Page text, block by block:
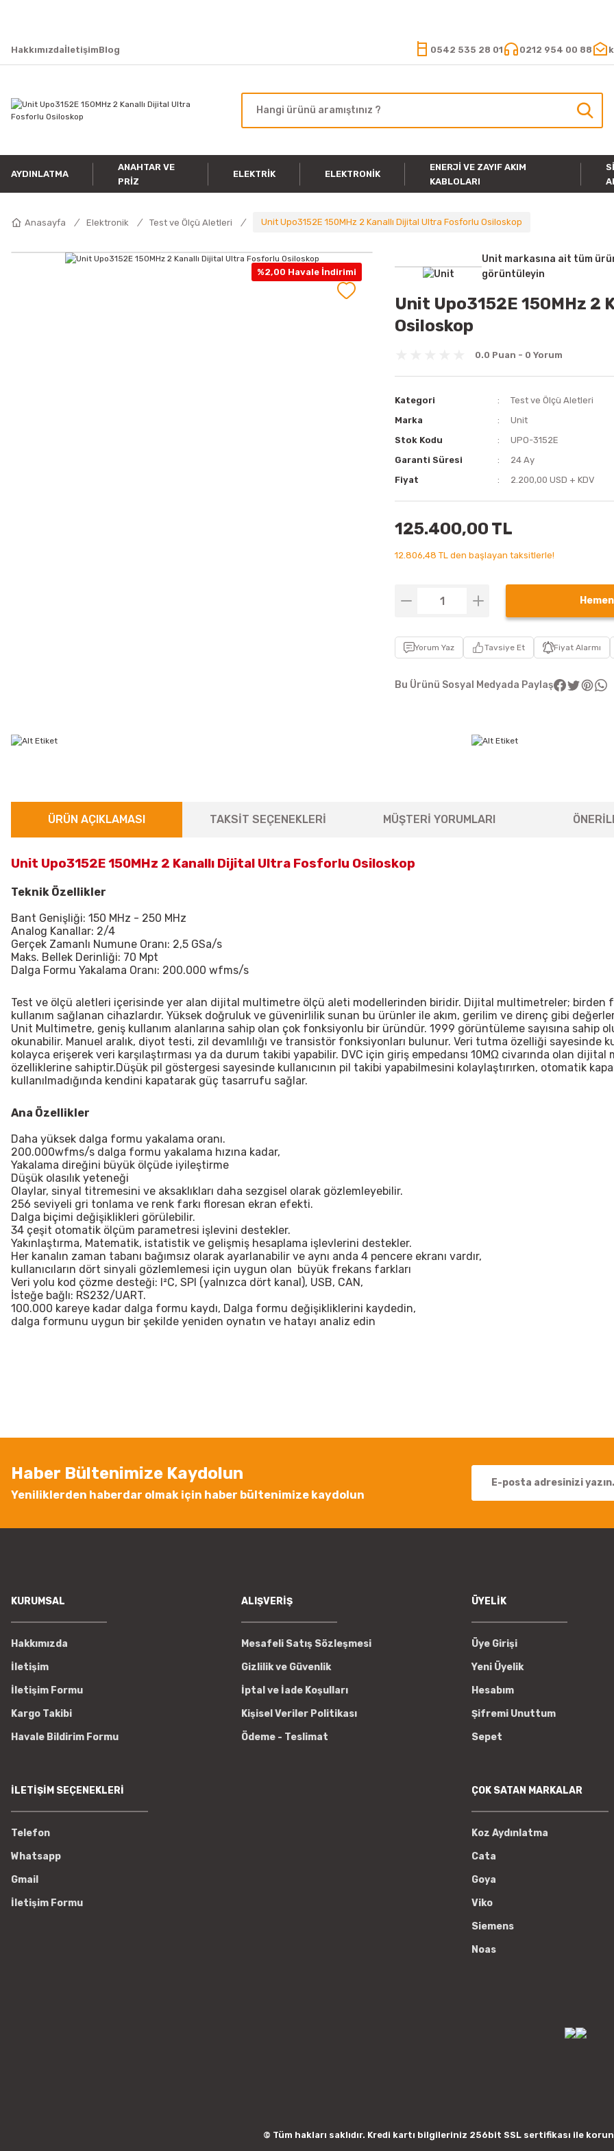
HakkımızdaİletişimBlog 0542 535 28 01 0212 954 00 88
AYDINLATMA
ANAHTAR VE
PRIZ
ELEKTRIK ELEKTRONIK
ENERJI VE ZAYIF AKIM
KABLOLARI
Anasayfa Elektronik Test ve Ölçü Aletleri Unit Upo3152E 150MHz 2 Kanallı Dijital Ultra Fosforlu Osiloskop
%2,00 Havale İndirimi
Unit markasına ait tüm
görüntüleyin
Unit Upo3152E 150MHz
Osiloskop
0.0 Puan - 0 Yorum
Kategori
Test ve Ölçü Aletleri
Marka
Unit
Stok Kodu
UPO-3152E
Garanti Süresi
24 Ay
Fiyat
2.200,00 USD + KDV
125.400,00 TL
12.806,48 TL den başlayan taksitlerle!
Hemen
Yorum Yaz Tavsiye Et Fiyat Alarmı
Bu Ürünü Sosyal Medyada Paylaş
ÜRÜN AÇIKLAMASI TAKSİT SEÇENEKLERİ MÜŞTERİ YORUMLARI
Unit Upo3152E 150MHz 2 Kanallı Dijital Ultra Fosforlu Osiloskop
Teknik Özellikler
Bant Genişliği: 150 MHz - 250 MHz
Analog Kanallar: 2/4
Gerçek Zamanlı Numune Oranı: 2,5 GSa/s
Maks. Bellek Derinliği: 70 Mpt
Dalga Formu Yakalama Oranı: 200.000 wfms/s
Test ve ölçü aletleri içerisinde yer alan dijital multimetre ölçü aleti modellerinden biridir. Dijital multimetreler; birden
kullanım sağlanan cihazlardır. Yüksek doğruluk ve güvenirlilik sunan bu ürünler ile akım, gerilim ve direnç gibi
Unit Multimetre, geniş kullanım alanlarına sahip olan çok fonksiyonlu bir üründür. 1999 görüntüleme sayısına sahip
okunabilir. Manuel aralık, diyot testi, zil devamlılığı ve transistör fonksiyonları bulunur. Veri tutma özelliği sayesinde
kolayca erişerek veri karşılaştırması ya da durum takibi yapabilir. DVC için giriş empedansı 10MΩ civarında olan
özelliklerine sahiptir.Düşük pil göstergesi sayesinde kullanıcının pil takibi yapabilmesini kolaylaştırırken, otomatik
kullanılmadığında kendini kapatarak güç tasarrufu sağlar.
Ana Özellikler
Daha yüksek dalga formu yakalama oranı.
200.000wfms/s dalga formu yakalama hızına kadar,
Yakalama direğini büyük ölçüde iyileştirme
Düşük olasılık yeteneği
Olaylar, sinyal titremesini ve aksaklıkları daha sezgisel olarak gözlemleyebilir.
256 seviyeli gri tonlama ve renk farkı floresan ekran efekti.
Dalga biçimi değişiklikleri görülebilir.
34 çeşit otomatik ölçüm parametresi işlevini destekler.
Yakınlaştırma, Matematik, istatistik ve gelişmiş hesaplama işlevlerini destekler.
Her kanalın zaman tabanı bağımsız olarak ayarlanabilir ve aynı anda 4 pencere ekranı vardır,
kullanıcıların dört sinyali gözlemlemesi için uygun olan büyük frekans farkları
Veri yolu kod çözme desteği: I²C, SPI (yalnızca dört kanal), USB, CAN,
İsteğe bağlı: RS232/UART.
100.000 kareye kadar dalga formu kaydı, Dalga formu değişikliklerini kaydedin,
dalga formunu uygun bir şekilde yeniden oynatın ve hatayı analiz edin
Ürün bilgilerinde hatalar bulunuyor.
Bu ürüne benzer farklı alternatifler olmalı.
Haber Bültenimize Kaydolun
Yeniliklerden haberdar olmak için haber bültenimize kaydolun
KURUMSAL
Hakkımızda
İletişim
İletişim Formu
Kargo Takibi
Havale Bildirim Formu
ALIŞVERİŞ
Mesafeli Satış Sözleşmesi
Gizlilik ve Güvenlik
İptal ve İade Koşulları
Kişisel Veriler Politikası
Ödeme - Teslimat
ÜYELİK
Üye Girişi
Yeni Üyelik
Hesabım
Şifremi Unuttum
Sepet
İLETİŞİM SEÇENEKLERİ
Telefon
Whatsapp
Gmail
İletişim Formu
ÇOK SATAN MARKALAR
Koz Aydınlatma
Cata
Goya
Viko
Siemens
Noas
© Tüm hakları saklıdır. Kredi kartı bilgileriniz 256bit SSL sertifikası ile